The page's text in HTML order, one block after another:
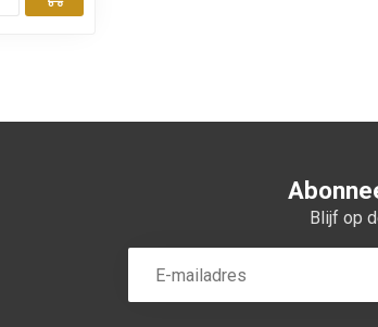
Toevoegen aan winkelwagen
Blijf op